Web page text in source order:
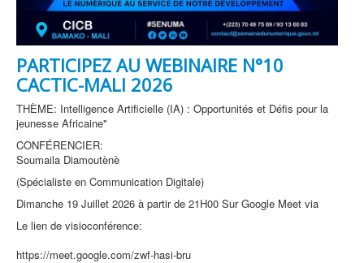
PARTICIPEZ AU WEBINAIRE N°10
CACTIC-MALI 2026
THÈME: Intelligence Artificielle (IA) : Opportunités et Défis pour la
jeunesse Africaine"
CONFÉRENCIER:
Soumaila Diamoutènè
(Spécialiste en Communication Digitale)
Dimanche 19 Juillet 2026 à partir de 21H00 Sur Google Meet via
Le lien de visioconférence:
https://meet.google.com/zwf-hasi-bru